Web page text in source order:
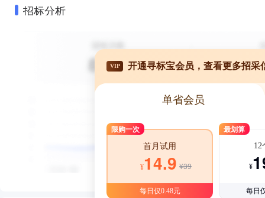
招标分析
VIP 开通寻标宝会员，查看更多招采
单省会员
限购一次
首月试用
¥14.9 ¥39
每日仅0.48元
最划算
12
¥
每日